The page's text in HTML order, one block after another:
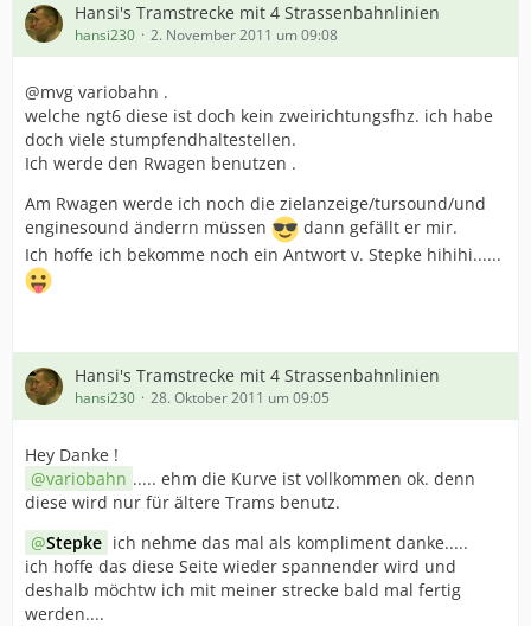
Hansi's Tramstrecke mit 4 Strassenbahnlinien
hansi230 2. November 2011 um 09:08
@mvg variobahn .
welche ngt6 diese ist doch kein zweirichtungsfhz. ich habe
doch viele stumpfendhaltestellen.
Ich werde den Rwagen benutzen .
Am Rwagen werde ich noch die zielanzeige/tursound/und
enginesound änderrn müssen
dann gefällt er mir.
Ich hoffe ich bekomme noch ein Antwort v. Stepke hihihi......
Hansi's Tramstrecke mit 4 Strassenbahnlinien
hansi230 28. Oktober 2011 um 09:05
Hey Danke !
variobahn ..... ehm die Kurve ist vollkommen ok. denn
diese wird nur für ältere Trams benutz.
Stepke ich nehme das mal als kompliment danke.....
ich hoffe das diese Seite wieder spannender wird und
deshalb möchtw ich mit meiner strecke bald mal fertig
werden....